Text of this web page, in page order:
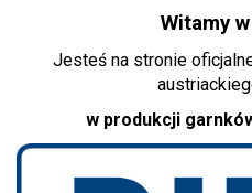
Witamy
Jesteś na stronie
w produkcji